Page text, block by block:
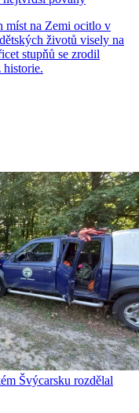
míst na Zemi ocitlo v
životů visely na
stupňů se zrodil
historie.
Švýcarsku rozdělal